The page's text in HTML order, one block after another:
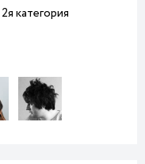
2я категория